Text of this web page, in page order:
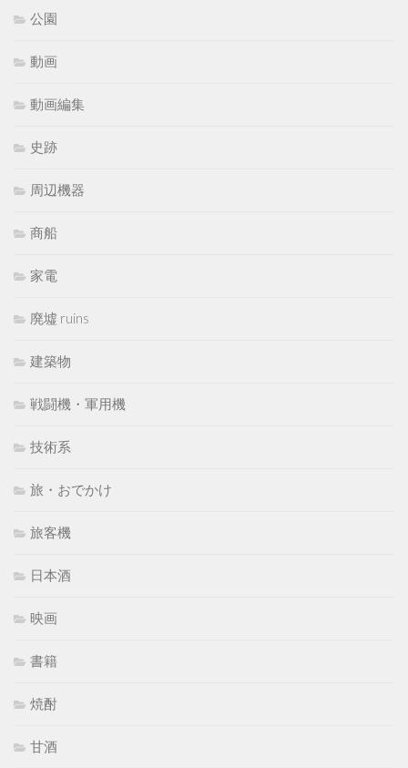
公園
動画
動画編集
史跡
周辺機器
商船
家電
廃墟 ruins
建築物
戦闘機・軍用機
技術系
旅・おでかけ
旅客機
日本酒
映画
書籍
焼酎
甘酒